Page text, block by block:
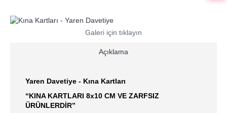
Galeri için tıklayın
Açıklama
Yaren Davetiye - Kına Kartları
“KINA KARTLARI 8x10 CM VE ZARFSIZ
ÜRÜNLERDİR”